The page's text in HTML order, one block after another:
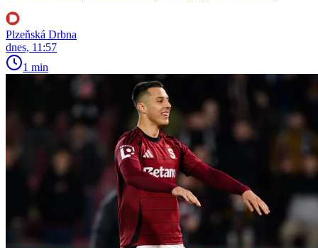
Plzeňská Drbna
dnes, 11:57
1 min